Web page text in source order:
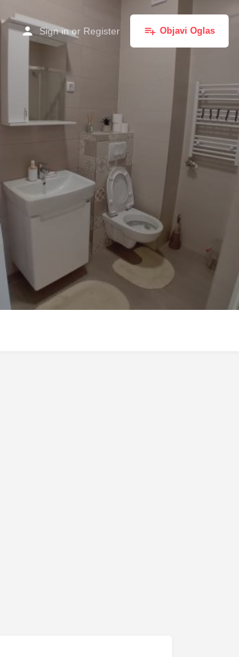
Sign in or Register Objavi Oglas